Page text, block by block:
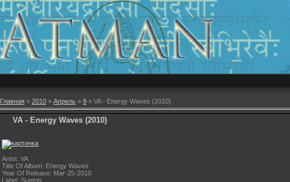
Главная » 2010 » Апрель » 9 » VA - Energy Waves (2010)
VA - Energy Waves (2010)
Artist: VA
Title Of Album: Energy Waves
Year Of Release: Mar-25-2010
Label: Suntrip